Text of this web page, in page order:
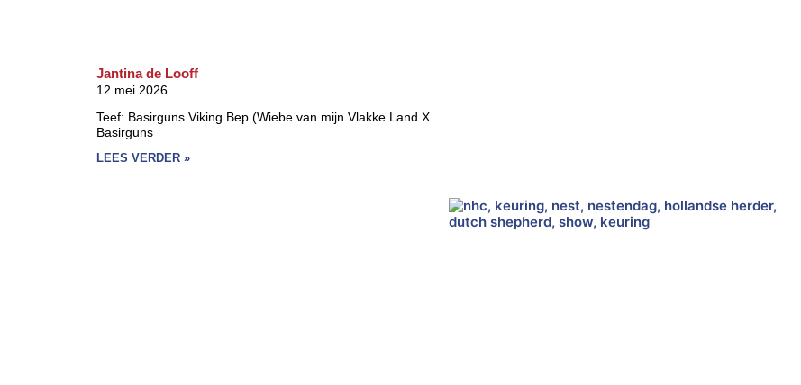
Jantina de Looff
12 mei 2026
Teef: Basirguns Viking Bep (Wiebe van mijn Vlakke Land X
Basirguns
LEES VERDER »